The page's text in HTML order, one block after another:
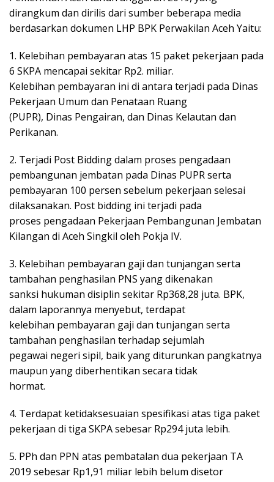
dirangkum dan dirilis dari sumber beberapa media
berdasarkan dokumen LHP BPK Perwakilan Aceh Yaitu:
1. Kelebihan pembayaran atas 15 paket pekerjaan pada
6 SKPA mencapai sekitar Rp2. miliar.
Kelebihan pembayaran ini di antara terjadi pada Dinas
Pekerjaan Umum dan Penataan Ruang
(PUPR), Dinas Pengairan, dan Dinas Kelautan dan
Perikanan.
2. Terjadi Post Bidding dalam proses pengadaan
pembangunan jembatan pada Dinas PUPR serta
pembayaran 100 persen sebelum pekerjaan selesai
dilaksanakan. Post bidding ini terjadi pada
proses pengadaan Pekerjaan Pembangunan Jembatan
Kilangan di Aceh Singkil oleh Pokja IV.
3. Kelebihan pembayaran gaji dan tunjangan serta
tambahan penghasilan PNS yang dikenakan
sanksi hukuman disiplin sekitar Rp368,28 juta. BPK,
dalam laporannya menyebut, terdapat
kelebihan pembayaran gaji dan tunjangan serta
tambahan penghasilan terhadap sejumlah
pegawai negeri sipil, baik yang diturunkan pangkatnya
maupun yang diberhentikan secara tidak
hormat.
4. Terdapat ketidaksesuaian spesifikasi atas tiga paket
pekerjaan di tiga SKPA sebesar Rp294 juta lebih.
5. PPh dan PPN atas pembatalan dua pekerjaan TA
2019 sebesar Rp1,91 miliar lebih belum disetor